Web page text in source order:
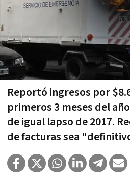
Reportó ingresos por
primeros 3 meses del
de igual lapso de 2017.
de facturas sea